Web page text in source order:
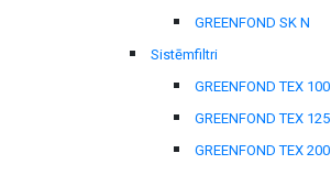
GREENFOND SK N
Sistēmfiltri
GREENFOND TEX 100
GREENFOND TEX 125
GREENFOND TEX 200